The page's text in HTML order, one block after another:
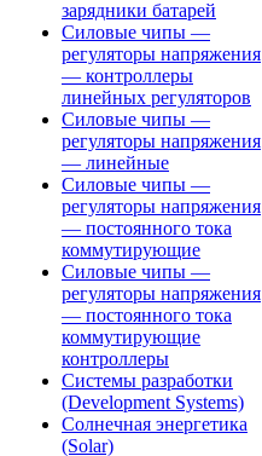
зарядники батарей
Силовые чипы —
регуляторы напряжения
— контроллеры
линейных регуляторов
Силовые чипы —
регуляторы напряжения
— линейные
Силовые чипы —
регуляторы напряжения
— постоянного тока
коммутирующие
Силовые чипы —
регуляторы напряжения
— постоянного тока
коммутирующие
контроллеры
Системы разработки
(Development Systems)
Солнечная энергетика
(Solar)